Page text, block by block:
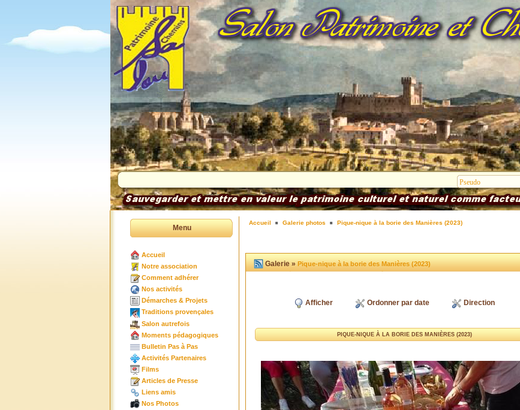
Menu
Accueil
Notre association
Comment adhérer
Nos activités
Démarches & Projets
Traditions provençales
Salon autrefois
Moments pédagogiques
Bulletin Pas à Pas
Activités Partenaires
Films
Articles de Presse
Liens amis
Nos Photos
Accueil Galerie photos Pique-nique à la borie des Manières (2023)
Galerie »Pique-nique à la borie des Manières (2023)
Afficher Ordonner par date Direction
PIQUE-NIQUE À LA BORIE DES MANIÈRES (2023)